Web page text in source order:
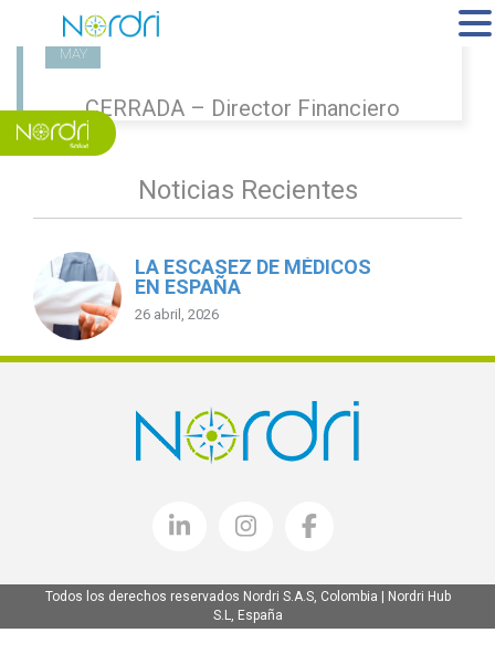
08
MAY
CERRADA – Director Financiero
Noticias Recientes
LA ESCASEZ DE MÉDICOS
EN ESPAÑA
26 abril, 2026
Todos los derechos reservados Nordri S.A.S, Colombia | Nordri Hub
S.L, España